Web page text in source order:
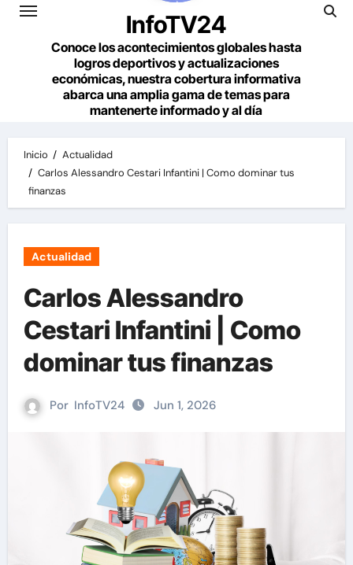
InfoTV24
Conoce los acontecimientos globales hasta
logros deportivos y actualizaciones
económicas, nuestra cobertura informativa
abarca una amplia gama de temas para
mantenerte informado y al día
Inicio
Actualidad
Carlos Alessandro Cestari Infantini | Como dominar tus
finanzas
Actualidad
Carlos Alessandro
Cestari Infantini | Como
dominar tus finanzas
Por InfoTV24 Jun 1, 2026